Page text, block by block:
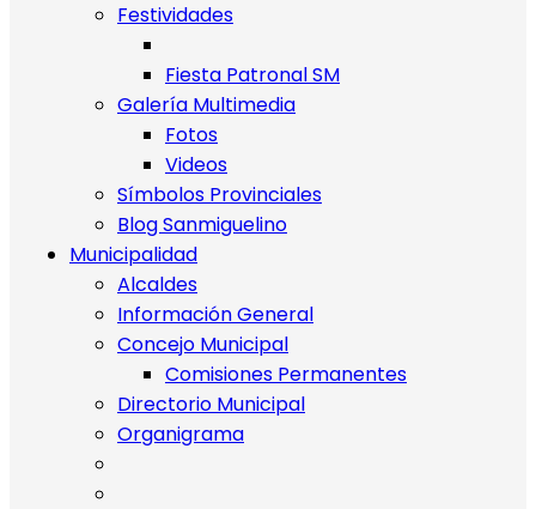
Festividades
Fiesta Patronal SM
Galería Multimedia
Fotos
Videos
Símbolos Provinciales
Blog Sanmiguelino
Municipalidad
Alcaldes
Información General
Concejo Municipal
Comisiones Permanentes
Directorio Municipal
Organigrama